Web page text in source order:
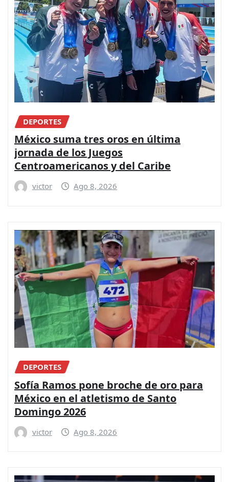
DEPORTES
México suma tres oros en última
jornada de los Juegos
Centroamericanos y del Caribe
victor Ago 8, 2026
DEPORTES
Sofía Ramos pone broche de oro para
México en el atletismo de Santo
Domingo 2026
victor Ago 8, 2026